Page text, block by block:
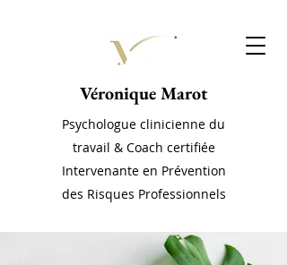
Véronique Marot
Psychologue clinicienne du
travail & Coach certifiée
Intervenante en Prévention
des Risques Professionnels